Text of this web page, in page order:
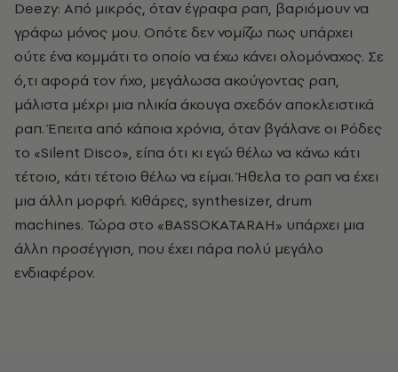
Deezy: Από μικρός, όταν έγραφα ραπ, βαριόμουν να
γράφω μόνος μου. Οπότε δεν νομίζω πως υπάρχει
ούτε ένα κομμάτι το οποίο να έχω κάνει ολομόναχος. Σε
ό,τι αφορά τον ήχο, μεγάλωσα ακούγοντας ραπ,
μάλιστα μέχρι μια ηλικία άκουγα σχεδόν αποκλειστικά
ραπ. Έπειτα από κάποια χρόνια, όταν βγάλανε οι Ρόδες
το «Silent Disco», είπα ότι κι εγώ θέλω να κάνω κάτι
τέτοιο, κάτι τέτοιο θέλω να είμαι. Ήθελα το ραπ να έχει
μια άλλη μορφή. Κιθάρες, synthesizer, drum
machines. Τώρα στο «BASSOKATARAH» υπάρχει μια
άλλη προσέγγιση, που έχει πάρα πολύ μεγάλο
ενδιαφέρον.